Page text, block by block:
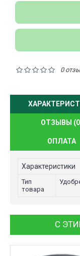
0
ОТЗЫВЫ
ОПЛАТА
Характеристики
Тип
товара
С